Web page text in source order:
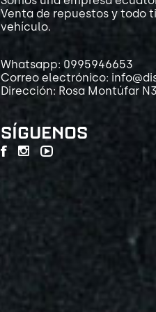
Venta de repuestos y todo
vehículo.
Whatsapp: 0995946653
Correo electrónico:
Dirección: Rosa Montúfar
SÍGUENOS